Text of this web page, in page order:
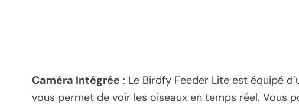
Caméra Intégrée : Le Birdfy Feeder Lite est équipé
vous permet de voir les oiseaux en temps réel. Vous